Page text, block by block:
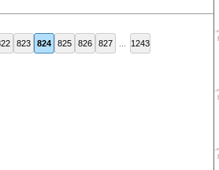
823 824 825 826 827 1243